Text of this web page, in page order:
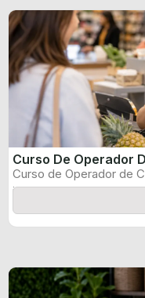
Curso De Operador
Curso de Operador de
informado pelo produtor